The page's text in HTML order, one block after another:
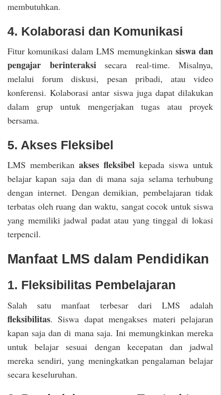
membutuhkan.
4. Kolaborasi dan Komunikasi
Fitur komunikasi dalam LMS memungkinkan siswa dan
pengajar berinteraksisecara real-time. Misalnya,
melalui forum diskusi, pesan pribadi, atau video
konferensi. Kolaborasi antar siswa juga dapat dilakukan
dalam grup untuk mengerjakan tugas atau proyek
bersama.
5. Akses Fleksibel
LMS memberikan akses fleksibel kepada siswa untuk
belajar kapan saja dan di mana saja selama terhubung
dengan internet. Dengan demikian, pembelajaran tidak
terbatas oleh ruang dan waktu, sangat cocok untuk siswa
yang memiliki jadwal padat atau yang tinggal di lokasi
terpencil.
Manfaat LMS dalam Pendidikan
1. Fleksibilitas Pembelajaran
Salah satu manfaat terbesar dari LMS adalah
fleksibilitas. Siswa dapat mengakses materi pelajaran
kapan saja dan di mana saja. Ini memungkinkan mereka
untuk belajar sesuai dengan kecepatan dan jadwal
mereka sendiri, yang meningkatkan pengalaman belajar
secara keseluruhan.